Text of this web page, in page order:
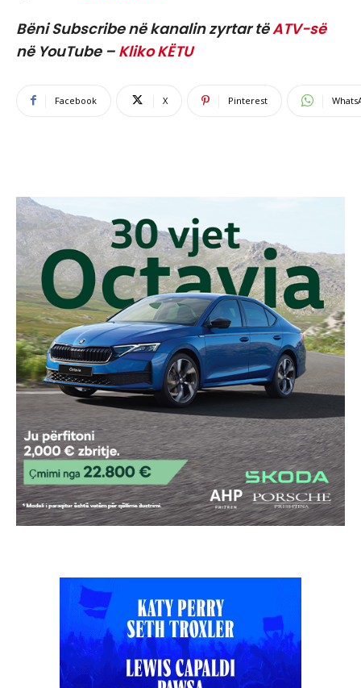
Bëni Subscribe në kanalin zyrtar tëATV-së
në YouTube – Kliko KËTU
Facebook X Pinterest